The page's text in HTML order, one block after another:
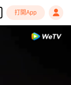
打開App